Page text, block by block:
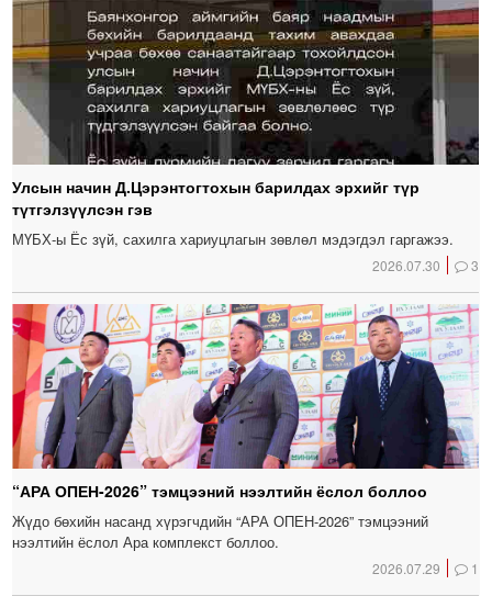
Улсын начин Д.Цэрэнтогтохын барилдах эрхийг түр
түтгэлзүүлсэн гэв
МҮБХ-ы Ёс зүй, сахилга хариуцлагын зөвлөл мэдэгдэл гаргажээ.
2026.07.30 3
“АРА ОПЕН-2026” тэмцээний нээлтийн ёслол боллоо
Жүдо бөхийн насанд хүрэгчдийн “АРА ОПЕН-2026” тэмцээний
нээлтийн ёслол Ара комплекст боллоо.
2026.07.29 1